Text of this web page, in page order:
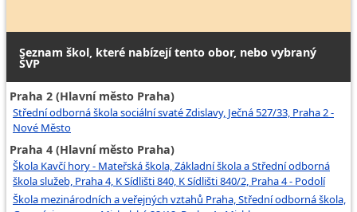
Seznam škol, které nabízejí tento obor, nebo vybraný
ŠVP
Praha 2 (Hlavní město Praha)
Střední odborná škola sociální svaté Zdislavy, Ječná 527/33, Praha 2 -
Nové Město
Praha 4 (Hlavní město Praha)
Škola Kavčí hory - Mateřská škola, Základní škola a Střední odborná
škola služeb, Praha 4, K Sídlišti 840, K Sídlišti 840/2, Praha 4 - Podolí
Škola mezinárodních a veřejných vztahů Praha, Střední odborná škola,